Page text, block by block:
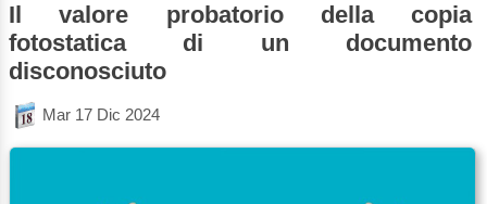
Il valore probatorio della copia
fotostatica di un documento
disconosciuto
Mar 17 Dic 2024